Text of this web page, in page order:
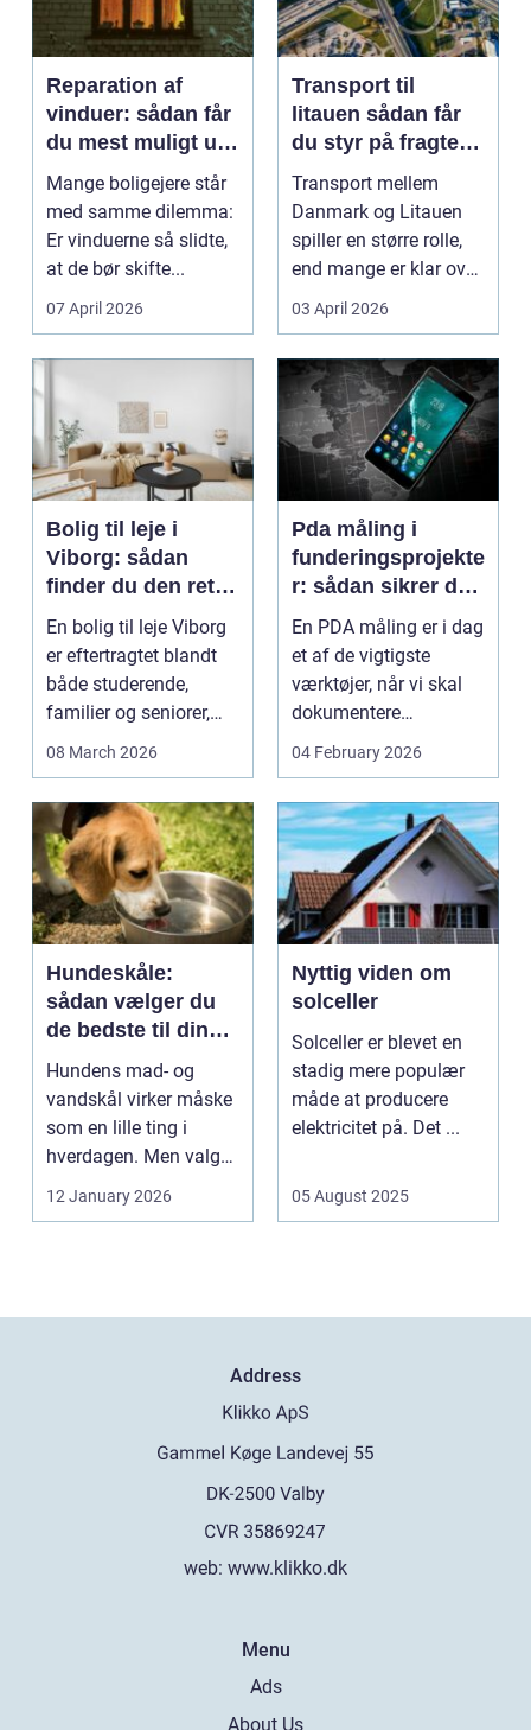
Reparation af
vinduer: sådan får
du mest muligt ud
af dine gamle
vinduer
Mange boligejere står
med samme dilemma:
Er vinduerne så slidte,
at de bør skifte...
07 April 2026
Transport til
litauen sådan får
du styr på fragten
til baltikum
Transport mellem
Danmark og Litauen
spiller en større rolle,
end mange er klar over.
Litauen er et n...
03 April 2026
Bolig til leje i
Viborg: sådan
finder du den rette
lejlighed
En bolig til leje Viborg
er eftertragtet blandt
både studerende,
familier og seniorer,
fordi b...
08 March 2026
Pda måling i
funderingsprojekte
r: sådan sikrer du
dokumenteret
bæreevne
En PDA måling er i dag
et af de vigtigste
værktøjer, når vi skal
dokumentere
bæreevnen af pæle til
04 February 2026
Hundeskåle:
sådan vælger du
de bedste til din
hund
Hundens mad- og
vandskål virker måske
som en lille ting i
hverdagen. Men valg
12 January 2026
Nyttig viden om
solceller
Solceller er blevet en
stadig mere populær
måde at producere
elektricitet på. Det ...
05 August 2025
Address
web: www.klikko.dk
Menu
Ads
About Us